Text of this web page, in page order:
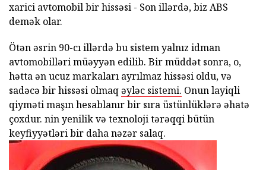
xarici avtomobil bir hissəsi - Son illərdə, biz ABS
demək olar.
Ötən əsrin 90-cı illərdə bu sistem yalnız idman
avtomobilləri müəyyən edilib. Bir müddət sonra, o,
hətta ən ucuz markaları ayrılmaz hissəsi oldu, və
sadəcə bir hissəsi olmaqəyləc sistemi. Onun layiqli
qiyməti maşın hesablanır bir sıra üstünlüklərə əhatə
çoxdur. nin yenilik və texnoloji tərəqqi bütün
keyfiyyətləri bir daha nəzər salaq.